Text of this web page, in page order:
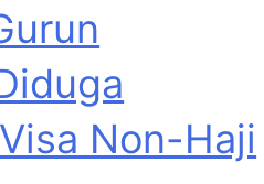
Non-Haji